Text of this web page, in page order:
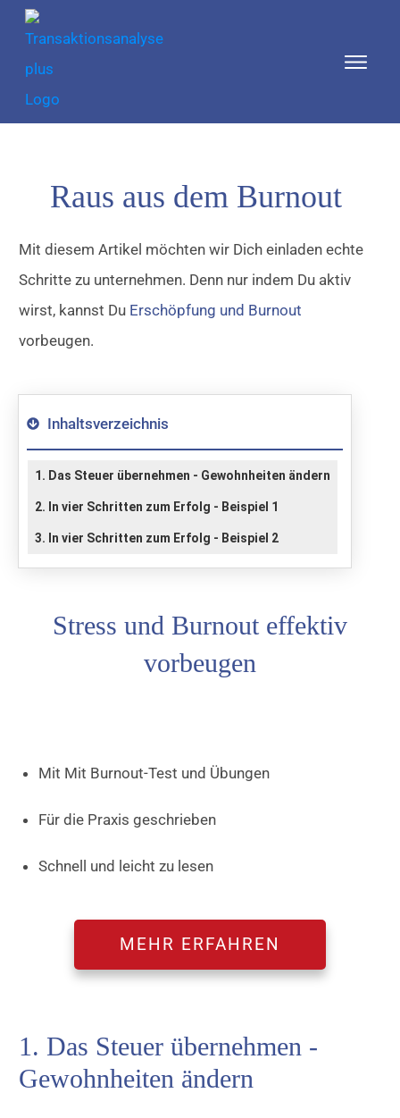
Raus aus dem Burnout
Mit diesem Artikel möchten wir Dich einladen echte
Schritte zu unternehmen. Denn nur indem Du aktiv
wirst, kannst Du Erschöpfung und Burnout
vorbeugen.
Inhaltsverzeichnis
1. Das Steuer übernehmen - Gewohnheiten ändern
2. In vier Schritten zum Erfolg - Beispiel 1
3. In vier Schritten zum Erfolg - Beispiel 2
Stress und Burnout effektiv
vorbeugen
Mit Mit Burnout-Test und Übungen
Für die Praxis geschrieben
Schnell und leicht zu lesen
MEHR ERFAHREN
1. Das Steuer übernehmen -
Gewohnheiten ändern